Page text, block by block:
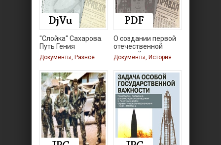
"Слойка" Сахарова.
Путь Гения
Документы, Разное
О создании первой
отечественной
атомной
Документы, История